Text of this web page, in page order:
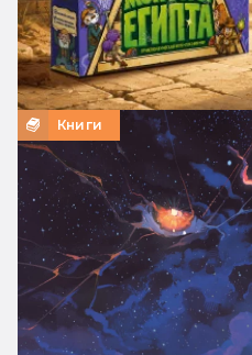
Книги